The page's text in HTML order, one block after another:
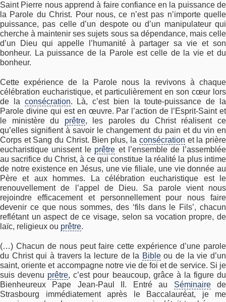
Saint Pierre nous apprend à faire confiance en la puissance de
la Parole du Christ. Pour nous, ce n’est pas n’importe quelle
puissance, pas celle d’un despote ou d’un manipulateur qui
cherche à maintenir ses sujets sous sa dépendance, mais celle
d’un Dieu qui appelle l’humanité à partager sa vie et son
bonheur. La puissance de la Parole est celle de la vie et du
bonheur.
Cette expérience de la Parole nous la revivons à chaque
célébration eucharistique, et particulièrement en son cœur lors
de la consécration. Là, c’est bien la toute-puissance de la
Parole divine qui est en œuvre. Par l’action de l’Esprit-Saint et
le ministère du prêtre, les paroles du Christ réalisent ce
qu’elles signifient à savoir le changement du pain et du vin en
Corps et Sang du Christ. Bien plus, la consécration et la prière
eucharistique unissent le prêtre et l’ensemble de l’assemblée
au sacrifice du Christ, à ce qui constitue la réalité la plus intime
de notre existence en Jésus, une vie filiale, une vie donnée au
Père et aux hommes. La célébration eucharistique est le
renouvellement de l’appel de Dieu. Sa parole vient nous
rejoindre efficacement et personnellement pour nous faire
devenir ce que nous sommes, des ‘fils dans le Fils’, chacun
reflétant un aspect de ce visage, selon sa vocation propre, de
laïc, religieux ou prêtre.
(…) Chacun de nous peut faire cette expérience d’une parole
du Christ qui à travers la lecture de la Bibleou de la vie d’un
saint, oriente et accompagne notre vie de foi et de service. Si je
suis devenu prêtre, c’est pour beaucoup, grâce à la figure du
Bienheureux Pape Jean-Paul II. Entré au Séminairede
Strasbourg immédiatement après le Baccalauréat, je me